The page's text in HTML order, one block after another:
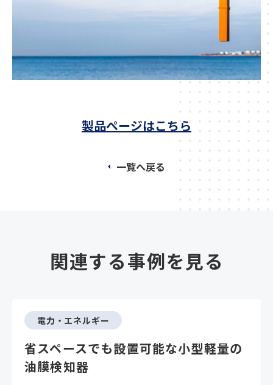
製品ページはこちら
一覧へ戻る
関連する事例を見る
電力・エネルギー
省スペースでも設置可能な小型軽量の
油膜検知器